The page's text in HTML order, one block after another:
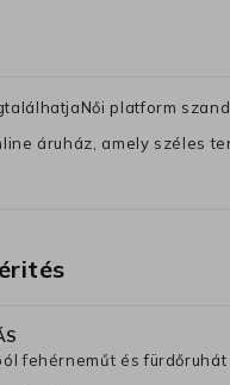
platform
áruház, amely széles
fehérneműt és